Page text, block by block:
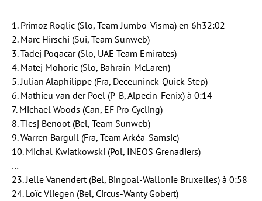
1. Primoz Roglic (Slo, Team Jumbo-Visma) en 6h32:02
2. Marc Hirschi (Sui, Team Sunweb)
3. Tadej Pogacar (Slo, UAE Team Emirates)
4. Matej Mohoric (Slo, Bahrain-McLaren)
5. Julian Alaphilippe (Fra, Deceuninck-Quick Step)
6. Mathieu van der Poel (P-B, Alpecin-Fenix) à 0:14
7. Michael Woods (Can, EF Pro Cycling)
8. Tiesj Benoot (Bel, Team Sunweb)
9. Warren Barguil (Fra, Team Arkéa-Samsic)
10. Michal Kwiatkowski (Pol, INEOS Grenadiers)
…
23. Jelle Vanendert (Bel, Bingoal-Wallonie Bruxelles) à 0:58
24. Loïc Vliegen (Bel, Circus-Wanty Gobert)